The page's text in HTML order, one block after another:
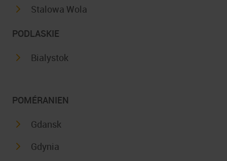
Stalowa Wola
PODLASKIE
Bialystok
POMÉRANIEN
Gdansk
Gdynia